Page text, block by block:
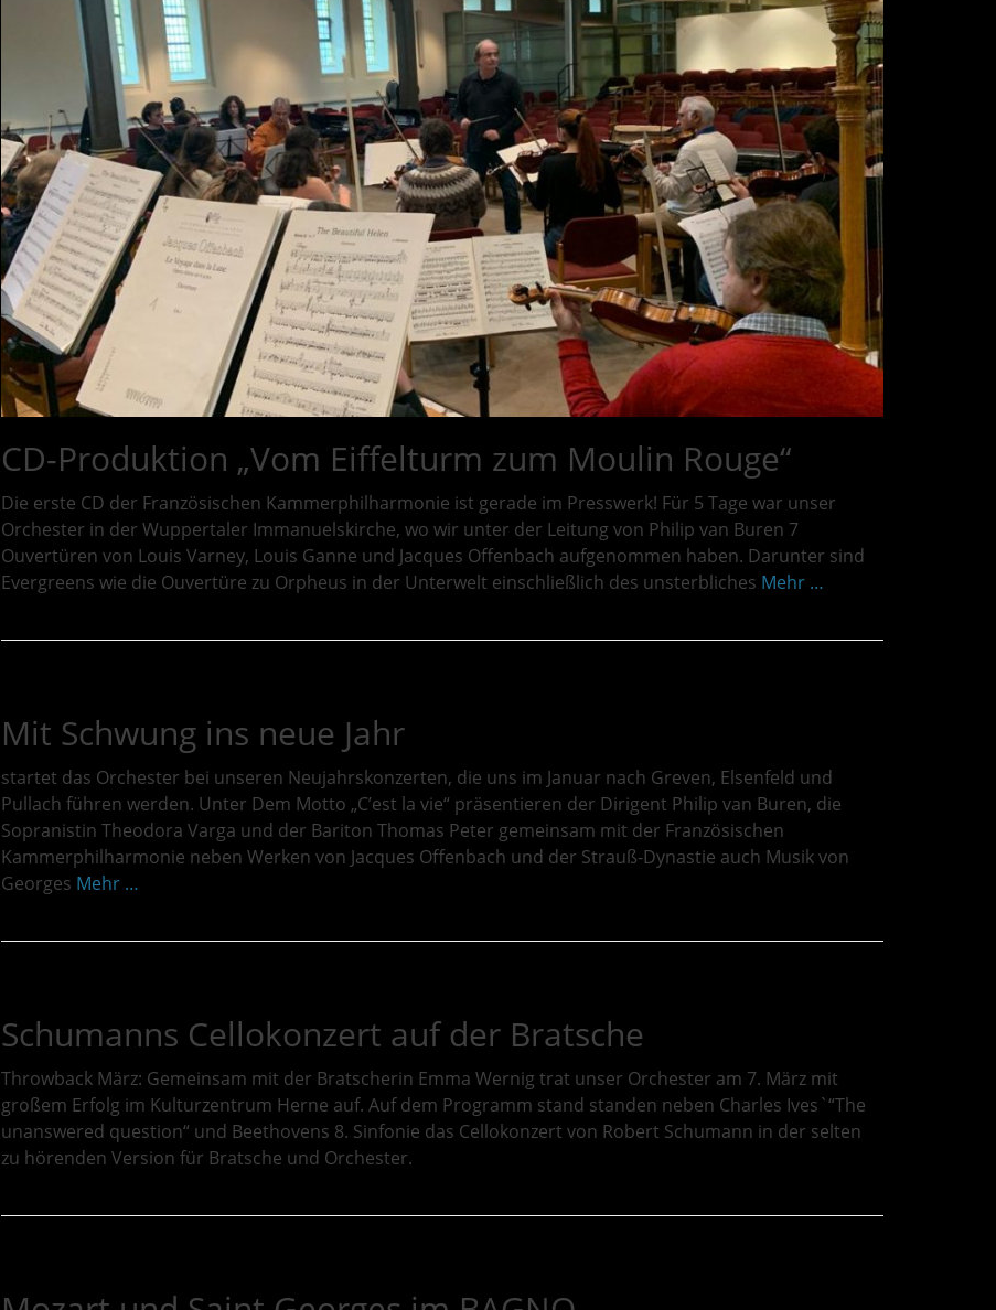
CD-Produktion „Vom Eiffelturm zum Moulin Rouge“
Die erste CD der Französischen Kammerphilharmonie ist gerade im Presswerk! Für 5 Tage war unser
Orchester in der Wuppertaler Immanuelskirche, wo wir unter der Leitung von Philip van Buren 7
Ouvertüren von Louis Varney, Louis Ganne und Jacques Offenbach aufgenommen haben. Darunter sind
Evergreens wie die Ouvertüre zu Orpheus in der Unterwelt einschließlich des unsterbliches Mehr …
Mit Schwung ins neue Jahr
startet das Orchester bei unseren Neujahrskonzerten, die uns im Januar nach Greven, Elsenfeld und
Pullach führen werden. Unter Dem Motto „C’est la vie“ präsentieren der Dirigent Philip van Buren, die
Sopranistin Theodora Varga und der Bariton Thomas Peter gemeinsam mit der Französischen
Kammerphilharmonie neben Werken von Jacques Offenbach und der Strauß-Dynastie auch Musik von
Georges Mehr …
Schumanns Cellokonzert auf der Bratsche
Throwback März: Gemeinsam mit der Bratscherin Emma Wernig trat unser Orchester am 7. März mit
großem Erfolg im Kulturzentrum Herne auf. Auf dem Programm stand standen neben Charles Ives`“The
unanswered question“ und Beethovens 8. Sinfonie das Cellokonzert von Robert Schumann in der selten
zu hörenden Version für Bratsche und Orchester.